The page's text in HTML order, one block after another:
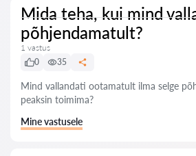
Mida teha, kui mind
põhjendamatult?
1 vastus
0
35
Mind vallandati ootamatult ilma selge
peaksin toimima?
Mine vastusele